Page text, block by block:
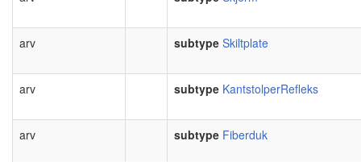
arv subtype Skiltplate
arv subtype KantstolperRefleks
arv subtype Fiberduk